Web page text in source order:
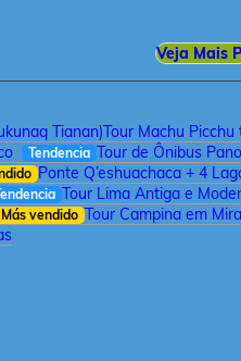
Veja Mais
Tianan)Tour Machu
Tendencia Tour de Ônibus
Ponte Q’eshuachaca + 4
Tour Lima Antiga e
Más vendido Tour Campina em